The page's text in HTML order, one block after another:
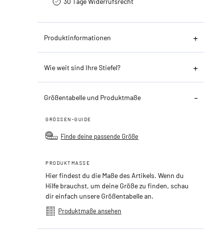
Produktinformationen
Wie weit sind Ihre Stiefel?
Größentabelle und Produktmaße
GRÖSSEN-GUIDE
Finde deine passende Größe
PRODUKTMASSE
Hier findest du die Maße des Artikels. Wenn du
Hilfe brauchst, um deine Größe zu finden, schau
dir einfach unsere Größentabelle an.
Produktmaße ansehen